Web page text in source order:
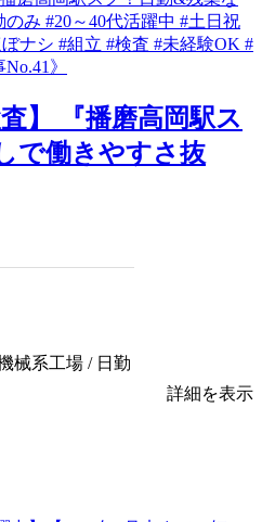
】 『播磨高岡駅ス
で働きやすさ抜
械系工場 / 日勤
詳細を表示